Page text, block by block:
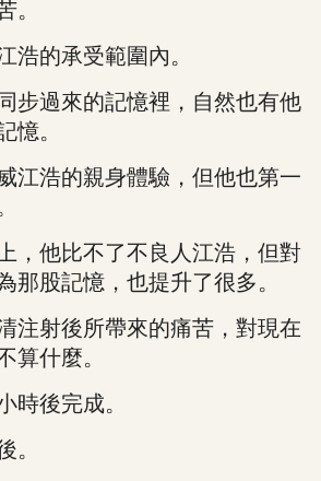
的承受範圍內。
過來的記憶裡，自然也有他
憶。
浩的親身體驗，但他也第一
他比不了不良人江浩，但對
那股記憶，也提升了很多。
射後所帶來的痛苦，對現在
算什麼。
後完成。